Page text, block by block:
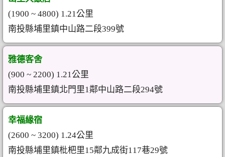
(1900 ~ 4800) 1.21公里
南投縣埔里鎮中山路二段399號
雅德客舍
(900 ~ 2200) 1.21公里
南投縣埔里鎮北門里1鄰中山路二段294號
幸福緣宿
(2600 ~ 3200) 1.24公里
南投縣埔里鎮枇杷里15鄰九成街117巷29號